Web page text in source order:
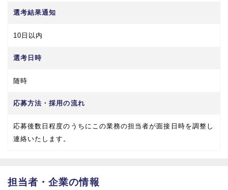
選考結果通知
10日以内
選考日時
随時
応募方法・採用の流れ
応募後数日程度のうちにこの業務の担当者が面接日時を調整し
連絡いたします。
担当者・企業の情報